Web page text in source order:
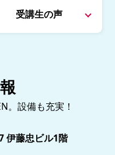
受講生の声
設備も充実！
伊藤忠ビル1階